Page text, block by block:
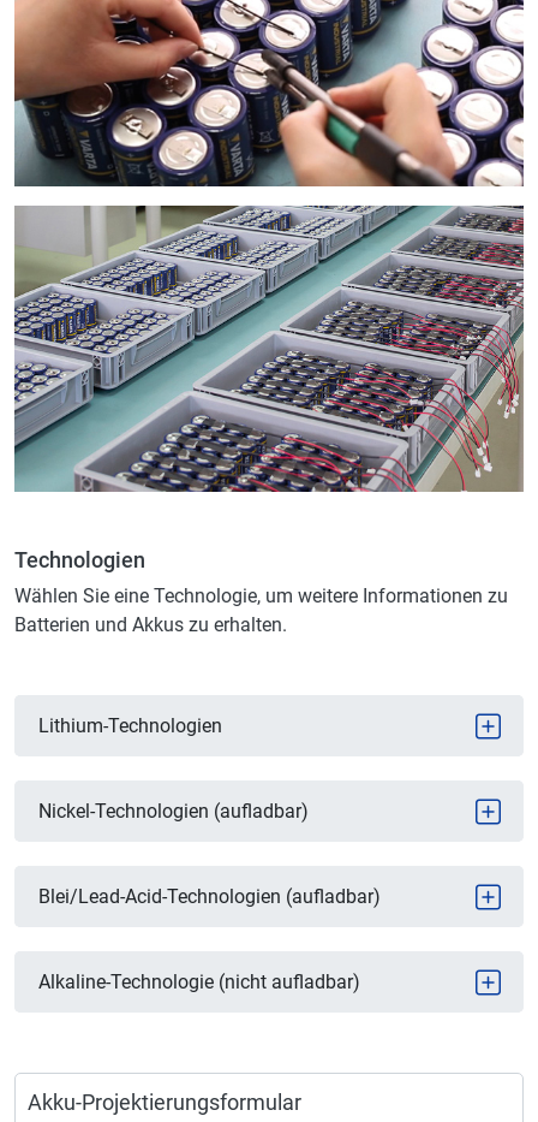
Technologien
Wählen Sie eine Technologie, um weitere Informationen zu
Batterien und Akkus zu erhalten.
Lithium-Technologien
Nickel-Technologien (aufladbar)
Blei/Lead-Acid-Technologien (aufladbar)
Alkaline-Technologie (nicht aufladbar)
Akku-Projektierungsformular